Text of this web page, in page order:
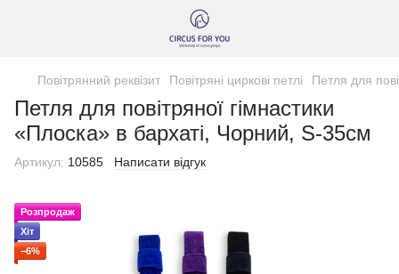
Повітрянний реквізит Повітряні циркові петлі Петля для
Петля для повітряної гімнастики
«Плоска» в бархаті, Чорний, S-35см
Артикул: 10585 Написати відгук
Розпродаж
Хіт
−6%